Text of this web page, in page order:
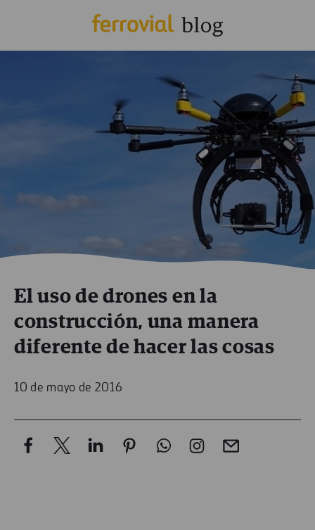
El uso de drones en la
construcción, una manera
diferente de hacer las cosas
10 de mayo de 2016